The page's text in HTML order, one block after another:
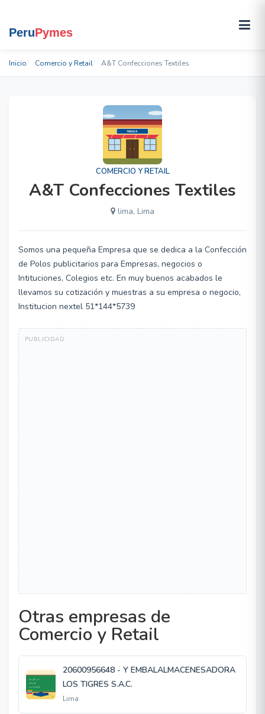
Inicio Comercio y Retail A&T Confecciones Textiles
COMERCIO Y RETAIL
A&T Confecciones Textiles
lima, Lima
Somos una pequeña Empresa que se dedica a la Confección
de Polos publicitarios para Empresas, negocios o
Intituciones, Colegios etc. En muy buenos acabados le
llevamos su cotización y muestras a su empresa o negocio,
Institucion nextel 51*144*5739
Otras empresas de
Comercio y Retail
20600956648 - Y EMBALALMACENESADORA
LOS TIGRES S.A.C.
Lima